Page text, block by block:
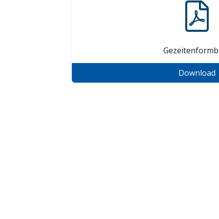
Download